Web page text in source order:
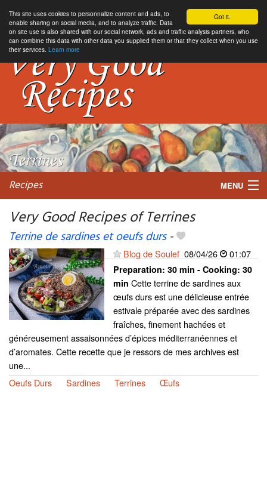
Got it.
This site uses cookies to personnalize content and ads, to
enable sharing on social media, and to analyze traffic. Data
on site use is also shared with our social network, ads and traffic analysis partners, who
can combine this data with other data you supplied them or that they collect when you use
their services. Learn more
Recipes MENU
My favorite blogs
Very Good Recipes of Terrines
Terrine de sardines et oeufs durs-
Blog de Soulef 08/04/26 01:07
Preparation: 30 min - Cooking: 30
min Cette terrine de sardines aux
œufs durs est une délicieuse entrée
estivale préparée avec des sardines
fraîches, finement hachées et
généreusement assaisonnées d’épices méditerranéennes et
d’aromates. Cette recette que je ressors de mes archives est
une...
Oeufs Durs
Sardines Terrines Œufs